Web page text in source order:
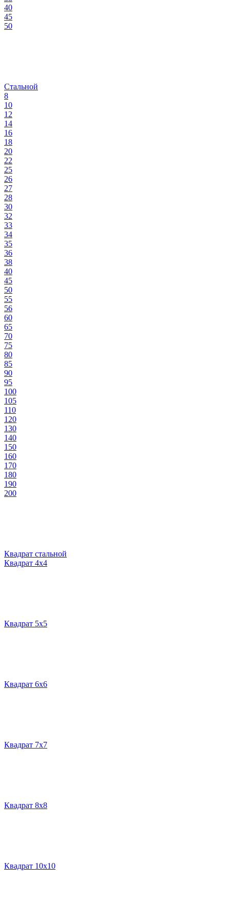
40
45
50
Стальной
8
10
12
14
16
18
20
22
25
26
27
28
30
32
33
34
35
36
38
40
45
50
55
56
60
65
70
75
80
85
90
95
100
105
110
120
130
140
150
160
170
180
190
200
Квадрат стальной
Квадрат 4х4
Квадрат 5х5
Квадрат 6х6
Квадрат 7х7
Квадрат 8х8
Квадрат 10х10